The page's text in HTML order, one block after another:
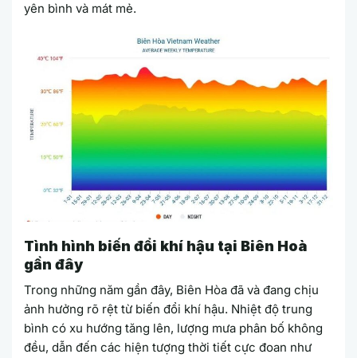
yên bình và mát mẻ.
Tình hình biến đổi khí hậu tại Biên Hoà
gần đây
Trong những năm gần đây, Biên Hòa đã và đang chịu
ảnh hưởng rõ rệt từ biến đổi khí hậu. Nhiệt độ trung
bình có xu hướng tăng lên, lượng mưa phân bố không
đều, dẫn đến các hiện tượng thời tiết cực đoan như